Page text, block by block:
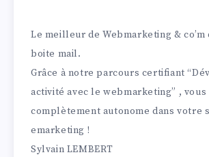
Le meilleur de Webmarketing & co’m
boite mail.
Grâce à notre parcours certifiant
activité avec le webmarketing” , vous
complètement autonome dans votre
emarketing !
Sylvain LEMBERT